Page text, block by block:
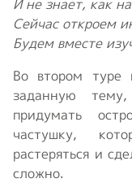
И не знает, как
Сейчас откроем
Будем вместе
Во втором туре
заданную
придумать
частушку,
растеряться и
сложно.